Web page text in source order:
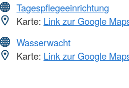
Tagespflegeeinrichtung
Karte: Link zur Google
Wasserwacht
Karte: Link zur Google